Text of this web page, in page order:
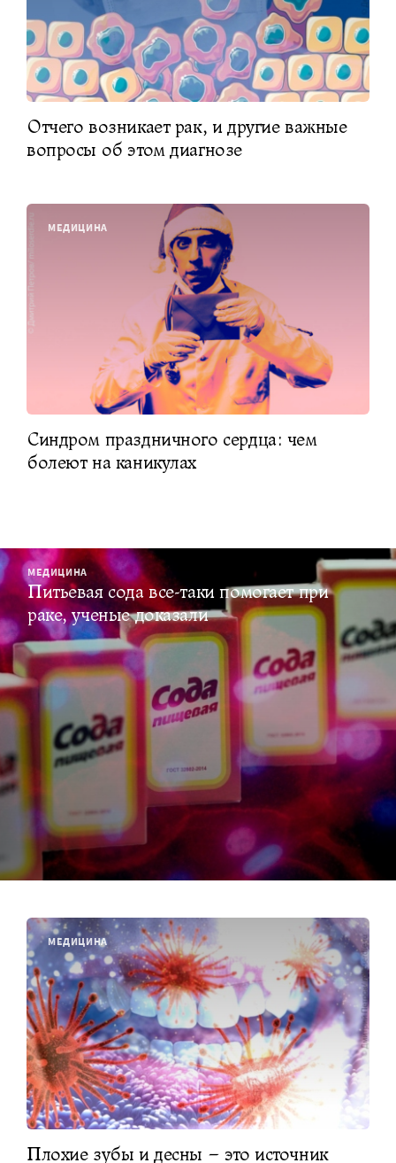
Отчего возникает рак, и другие важные
вопросы об этом диагнозе
МЕДИЦИНА
Синдром праздничного сердца: чем
болеют на каникулах
МЕДИЦИНА
Питьевая сода все-таки помогает при
раке, ученые доказали
МЕДИЦИНА
Плохие зубы и десны – это источник